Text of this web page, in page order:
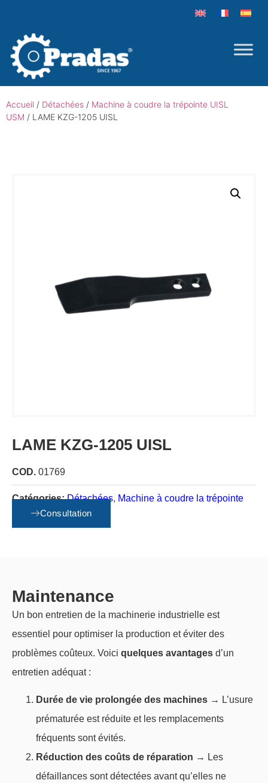
Accueil / Détachées / Machine à coudre la trépointe UISL
USM / LAME KZG-1205 UISL
LAME KZG-1205 UISL
COD. 01769
Catégories: Détachées, Machine à coudre la trépointe
UISL USMConsultation
Maintenance
Un bon entretien de la machinerie industrielle est
essentiel pour optimiser la production et éviter des
problèmes coûteux. Voici quelques avantages d’un
entretien adéquat :
Durée de vie prolongée des machines → L’usure
prématurée est réduite et les remplacements
fréquents sont évités.
Réduction des coûts de réparation → Les
défaillances sont détectées avant qu’elles ne